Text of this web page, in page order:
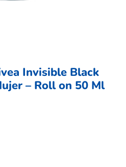
Invisible Black
– Roll on 50 Ml